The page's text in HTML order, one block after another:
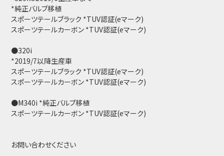
*純正バルブ移植
スポーツテールブラック *TUV認証(eマーク)
スポーツテールカーボン *TUV認証(eマーク)
●320i
*2019/7以降生産車
スポーツテールブラック *TUV認証(eマーク)
スポーツテールカーボン *TUV認証(eマーク)
●M340i *純正バルブ移植
スポーツテールカーボン *TUV認証(eマーク)
お問い合わせください